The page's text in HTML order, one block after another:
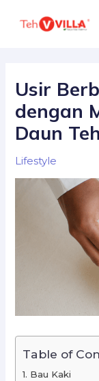
Usir
dengan
Daun Teh
Lifestyle
Table of
1. Bau Kaki